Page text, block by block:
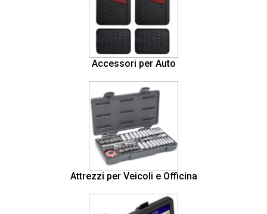
Accessori per Auto
Attrezzi per Veicoli e Officina